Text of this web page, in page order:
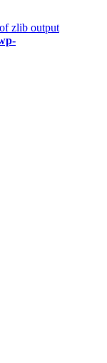
zlib output